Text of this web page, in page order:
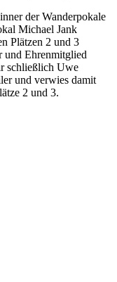
der Wanderpokale
Michael Jank
Plätzen 2 und 3
und Ehrenmitglied
schließlich Uwe
und verwies damit
2 und 3.